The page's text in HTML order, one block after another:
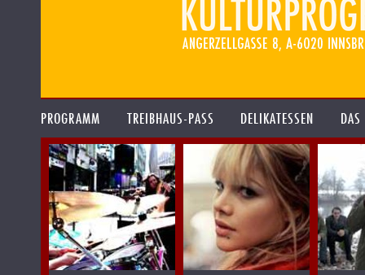
PROGRAMM TREIBHAUS-PASS DELIKATESSEN